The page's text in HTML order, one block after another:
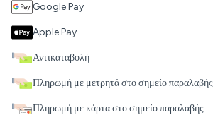
Google Pay
Apple Pay
Αντικαταβολή
Πληρωμή με μετρητά στο σημείο παραλαβής
Πληρωμή με κάρτα στο σημείο παραλαβής